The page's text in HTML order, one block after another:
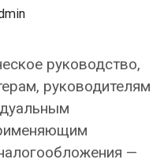
руководство,
руководителям
—